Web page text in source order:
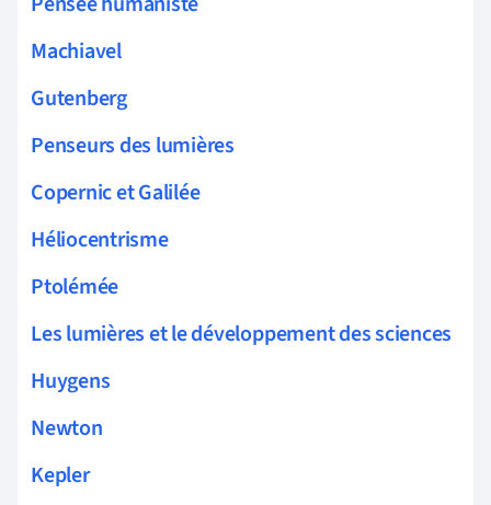
Machiavel
Gutenberg
Penseurs des lumières
Copernic et Galilée
Héliocentrisme
Ptolémée
Les lumières et le développement des sciences
Huygens
Newton
Kepler